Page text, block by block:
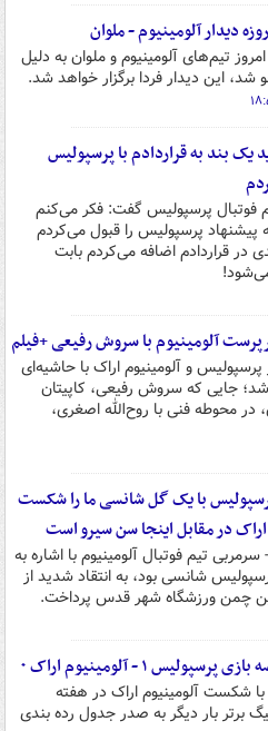
دیدار آلومینیوم - ملوان
تیم‌های آلومینیوم و ملوان به دلیل
شد، این دیدار فردا برگزار خواهد شد.
یک بند به قراردادم با پرسپولیس
فوتبال پرسپولیس گفت: فکر می‌کنم
پیشنهاد پرسپولیس را قبول می‌کردم
در قراردادم اضافه می‌کردم بابت
آلومینیوم با سروش رفیعی +فیلم
پرسپولیس و آلومینیوم اراک با حاشیه‌ای
جایی که سروش رفیعی، کاپیتان
در محوطه فنی با روح‌الله اصغری،
با یک گل شانسی ما را شکست
در مقابل اینجا سن سیرو است
سرمربی تیم فوتبال آلومینیوم با اشاره به
شانسی بود، به انتقاد شدید از
چمن ورزشگاه شهر قدس پرداخت.
۱ - آلومینیوم اراک ۰
شکست آلومینیوم اراک در هفته
برتر بار دیگر به صدر جدول رده بندی